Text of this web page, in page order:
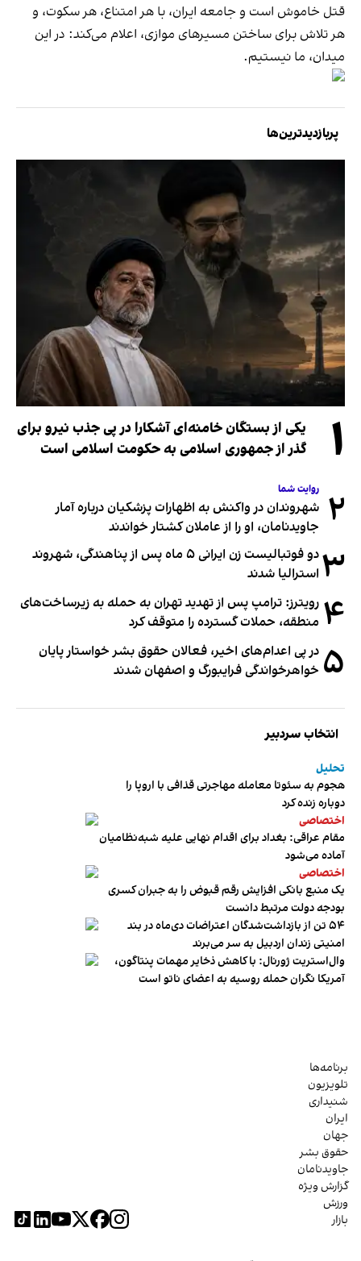
قتل خاموش است و جامعه ایران، با هر امتناع، هر سکوت، و
هر تلاش برای ساختن مسیرهای موازی، اعلام می‌کند: در این
میدان، ما نیستیم.
پربازدیدترین‌ها
۱
یکی از بستگان خامنه‌ای آشکارا در پی جذب نیرو برای
گذر از جمهوری اسلامی به حکومت اسلامی است
۲ روایت شما
شهروندان در واکنش به اظهارات پزشکیان درباره آمار
جاویدنامان، او را از عاملان کشتار خواندند
۳
دو فوتبالیست زن ایرانی ۵ ماه پس از پناهندگی، شهروند
استرالیا شدند
۴ رویترز: ترامپ پس از تهدید تهران به حمله به زیرساخت‌های
منطقه، حملات گسترده را متوقف کرد
۵ در پی اعدام‌های اخیر، فعالان حقوق بشر خواستار پایان
خواهرخواندگی فرایبورگ و اصفهان شدند
انتخاب سردبیر
تحلیل
هجوم به سئوتا معامله مهاجرتی قذافی با اروپا را
دوباره زنده کرد
اختصاصی
مقام عراقی: بغداد برای اقدام نهایی علیه شبه‌نظامیان
آماده می‌شود
اختصاصی
یک منبع بانکی افزایش رقم قبوض را به جبران کسری
بودجه دولت مرتبط دانست
۵۴ تن از بازداشت‌شدگان اعتراضات دی‌ماه در بند
امنیتی زندان اردبیل به سر می‌برند
وال‌استریت ژورنال: با کاهش ذخایر مهمات پنتاگون،
آمریکا نگران حمله روسیه به اعضای ناتو‌ است
برنامه‌ها
تلویزیون
شنیداری
ایران
جهان
حقوق بشر
جاویدنامان
گزارش ویژه
ورزش
بازار